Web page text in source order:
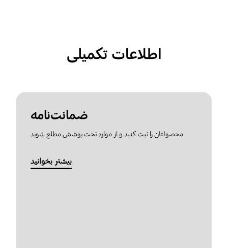
اطلاعات تکمیلی
ضمانت‌نامه
محصولتان را ثبت کنید و از موارد تحت پوشش مطلع شوید
بیشتر بخوانید